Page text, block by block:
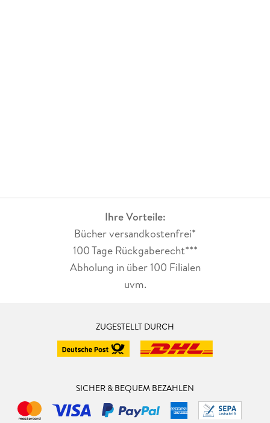
Ihre Vorteile:
Bücher versandkostenfrei*
100 Tage Rückgaberecht***
Abholung in über 100 Filialen
uvm.
ZUGESTELLT DURCH
SICHER & BEQUEM BEZAHLEN